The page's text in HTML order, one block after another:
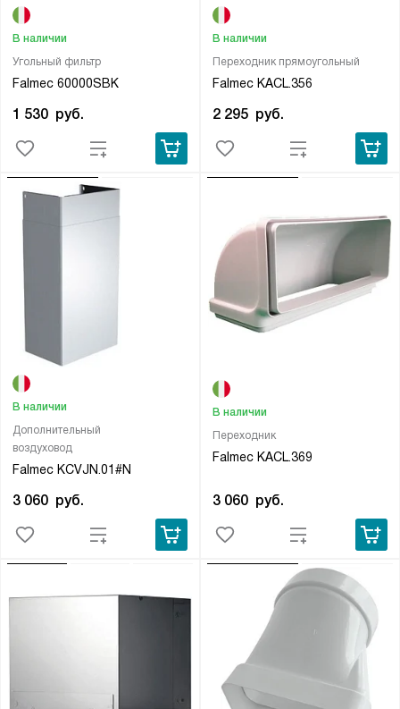
Угольный фильтр
Falmec 60000SBK
В наличии
1 530 руб.
Переходник прямоугольный
Falmec KACL.356
В наличии
2 295 руб.
Дополнительный
воздуховод
Falmec KCVJN.01#N
В наличии
3 060 руб.
Переходник
Falmec KACL.369
В наличии
3 060 руб.